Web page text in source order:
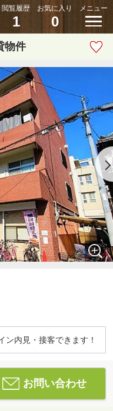
閲覧履歴
1
お気に入り
0
メニュー
物件
ン内見・接客できます！
お問い合わせ